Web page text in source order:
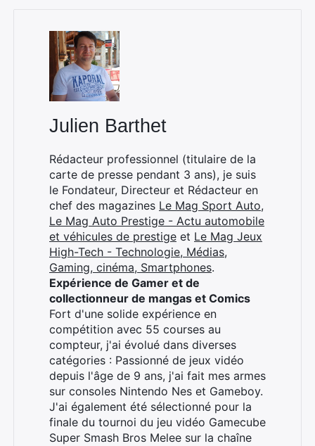
Julien Barthet
Rédacteur professionnel (titulaire de la
carte de presse pendant 3 ans), je suis
le Fondateur, Directeur et Rédacteur en
chef des magazines Le Mag Sport Auto,
Le Mag Auto Prestige - Actu automobile
et véhicules de prestige et Le Mag Jeux
High-Tech - Technologie, Médias,
Gaming, cinéma, Smartphones.
Expérience de Gamer et de
collectionneur de mangas et Comics
Fort d'une solide expérience en
compétition avec 55 courses au
compteur, j'ai évolué dans diverses
catégories : Passionné de jeux vidéo
depuis l'âge de 9 ans, j'ai fait mes armes
sur consoles Nintendo Nes et Gameboy.
J'ai également été sélectionné pour la
finale du tournoi du jeu vidéo Gamecube
Super Smash Bros Melee sur la chaîne